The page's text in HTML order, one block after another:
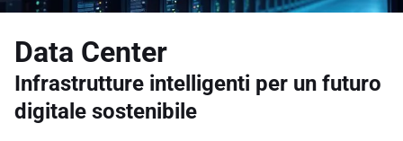
Data Center
Infrastrutture intelligenti per un futuro
digitale sostenibile